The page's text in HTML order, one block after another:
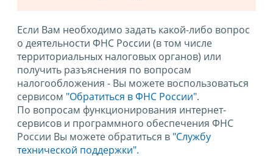
Если Вам необходимо задать какой-либо вопрос
о деятельности ФНС России (в том числе
территориальных налоговых органов) или
получить разъяснения по вопросам
налогообложения - Вы можете воспользоваться
сервисом "Обратиться в ФНС России".
По вопросам функционирования интернет-
сервисов и программного обеспечения ФНС
России Вы можете обратиться в "Службу
технической поддержки".